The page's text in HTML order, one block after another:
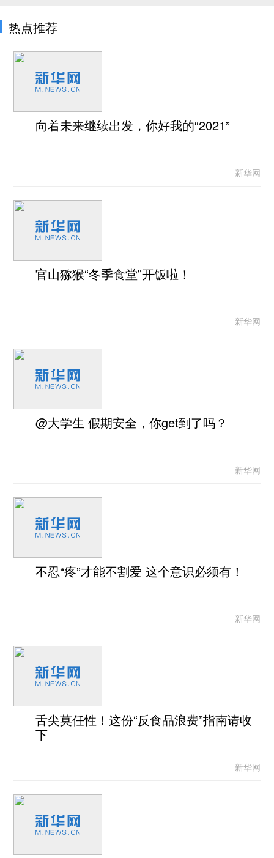
热点推荐
向着未来继续出发，你好我的“2021”
新华网
官山猕猴“冬季食堂”开饭啦！
新华网
@大学生 假期安全，你get到了吗？
新华网
不忍“疼”才能不割爱 这个意识必须有！
新华网
舌尖莫任性！这份“反食品浪费”指南请收
下
新华网